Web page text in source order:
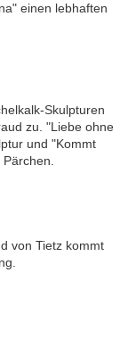
einen lebhaften
Skulpturen
zu. "Liebe ohne
und "Kommt
von Tietz kommt